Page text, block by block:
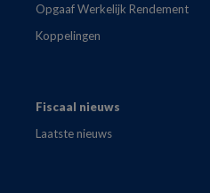
Opgaaf Werkelijk Rendement
Koppelingen
Fiscaal nieuws
Laatste nieuws